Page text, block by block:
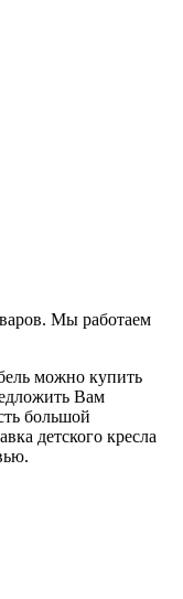
Мы работаем
можно купить
Вам
большой
детского кресла